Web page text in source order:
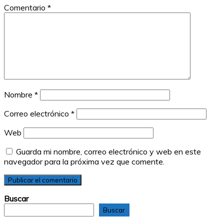
Comentario *
Nombre *
Correo electrónico *
Web
Guarda mi nombre, correo electrónico y web en este
navegador para la próxima vez que comente.
Buscar
Buscar